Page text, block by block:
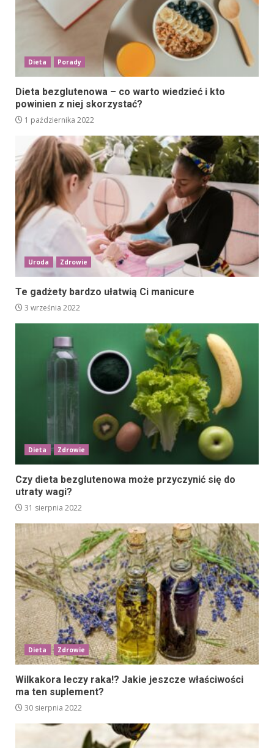
Dieta Porady
Dieta bezglutenowa – co warto wiedzieć i kto
powinien z niej skorzystać?
1 października 2022
Uroda Zdrowie
Te gadżety bardzo ułatwią Ci manicure
3 września 2022
Dieta Zdrowie
Czy dieta bezglutenowa może przyczynić się do
utraty wagi?
31 sierpnia 2022
Dieta Zdrowie
Wilkakora leczy raka!? Jakie jeszcze właściwości
ma ten suplement?
30 sierpnia 2022